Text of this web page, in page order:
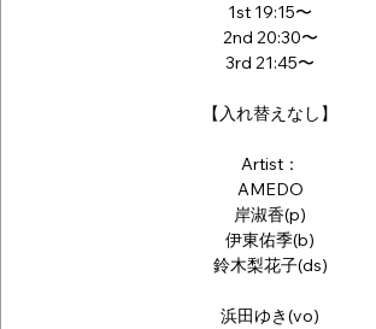
1st 19:15〜
2nd 20:30〜
3rd 21:45〜
【入れ替えなし】
Artist：
AMEDO
岸淑香(p)
伊東佑季(b)
鈴木梨花子(ds)
浜田ゆき(vo)